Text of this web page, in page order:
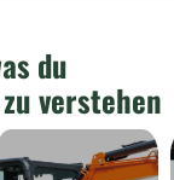
du
verstehen